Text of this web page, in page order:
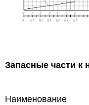
Запасные части к
Наименование